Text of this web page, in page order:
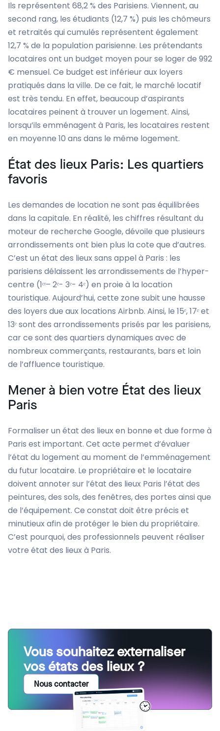
Ils représentent 68,2 % des Parisiens. Viennent, au
second rang, les étudiants (12,7 %) puis les chômeurs
et retraités qui cumulés représentent également
12,7 % de la population parisienne. Les prétendants
locataires ont un budget moyen pour se loger de 992
€ mensuel. Ce budget est inférieur aux loyers
pratiqués dans la ville. De ce fait, le marché locatif
est très tendu. En effet, beaucoup d’aspirants
locataires peinent à trouver un logement. Ainsi,
lorsqu’ils emménagent à Paris, les locataires restent
en moyenne 10 ans dans le même logement.
État des lieux Paris: Les quartiers
favoris
Les demandes de location ne sont pas équilibrées
dans la capitale. En réalité, les chiffres résultant du
moteur de recherche Google, dévoile que plusieurs
arrondissements ont bien plus la cote que d’autres.
C’est un état des lieux sans appel à Paris : les
parisiens délaissent les arrondissements de l’hyper-
centre (1ᵉʳ– 2ᵉ- 3ᵉ- 4ᵉ) en proie à la location
touristique. Aujourd’hui, cette zone subit une hausse
des loyers due aux locations Airbnb. Ainsi, le 15ᵉ, 17ᵉ et
13ᵉ sont des arrondissements prisés par les parisiens,
car ce sont des quartiers dynamiques avec de
nombreux commerçants, restaurants, bars et loin
de l’affluence touristique.
Mener à bien votre État des lieux
Paris
Formaliser un état des lieux en bonne et due forme à
Paris est important. Cet acte permet d’évaluer
l’état du logement au moment de l’emménagement
du futur locataire. Le propriétaire et le locataire
doivent annoter sur l’état des lieux Paris l’état des
peintures, des sols, des fenêtres, des portes ainsi que
de l’équipement. Ce constat doit être précis et
minutieux afin de protéger le bien du propriétaire.
C’est pourquoi, des professionnels peuvent réaliser
votre état des lieux à Paris.
Vous souhaitez externaliser
vos états des lieux ?
Nous contacter